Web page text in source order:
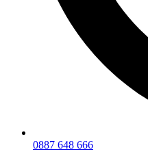
0887 648 666